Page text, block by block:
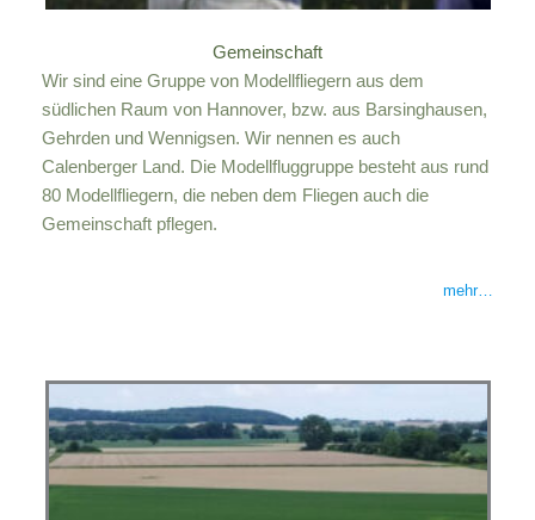
Gemeinschaft
Wir sind eine Gruppe von Modellfliegern aus dem
südlichen Raum von Hannover, bzw. aus Barsinghausen,
Gehrden und Wennigsen. Wir nennen es auch
Calenberger Land. Die Modellfluggruppe besteht aus rund
80 Modellfliegern, die neben dem Fliegen auch die
Gemeinschaft pflegen.
mehr…